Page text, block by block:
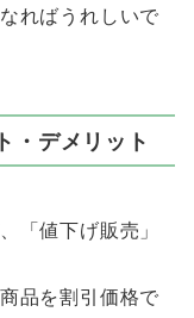
ればうれしいで
・デメリット
「値下げ販売」
品を割引価格で